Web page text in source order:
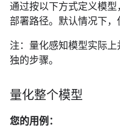
通过按以下方式定义模型
部署路径。默认情况下，
注：量化感知模型实际
独的步骤。
量化整个模型
您的用例：